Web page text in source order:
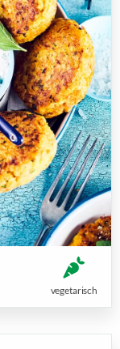
vegetarisch